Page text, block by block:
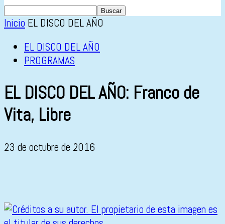
Inicio EL DISCO DEL AÑO
EL DISCO DEL AÑO
PROGRAMAS
EL DISCO DEL AÑO: Franco de
Vita, Libre
23 de octubre de 2016